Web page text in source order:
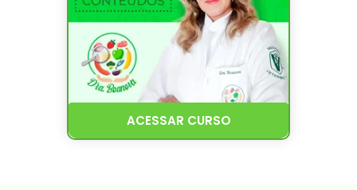
ACESSAR CURSO